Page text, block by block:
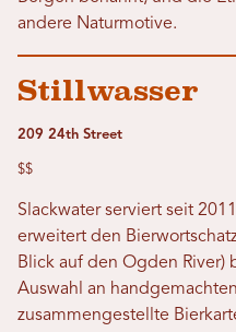
andere Naturmotive.
Stillwasser
209 24th Street
$$
Slackwater serviert seit
erweitert den
Blick auf den Ogden
Auswahl an
zusammengestellte